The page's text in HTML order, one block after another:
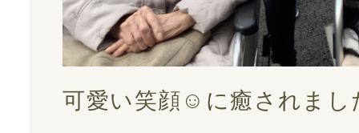
可愛い笑顔☺に癒されま